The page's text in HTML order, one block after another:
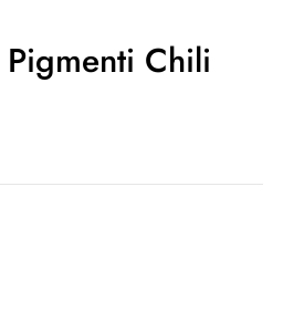
Chili